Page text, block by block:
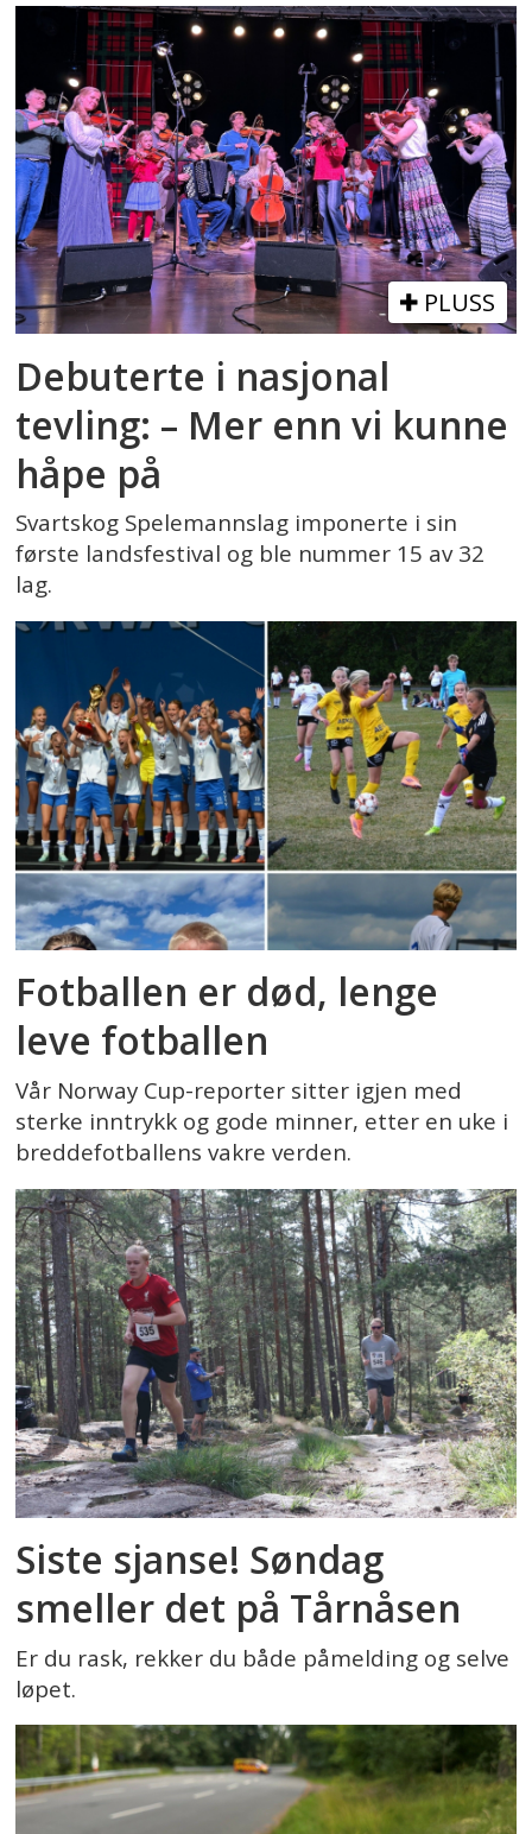
PLUSS
Debuterte i nasjonal
tevling: – Mer enn vi kunne
håpe på
Svartskog Spelemannslag imponerte i sin
første landsfestival og ble nummer 15 av 32
lag.
Fotballen er død, lenge
leve fotballen
Vår Norway Cup-reporter sitter igjen med
sterke inntrykk og gode minner, etter en uke i
breddefotballens vakre verden.
Siste sjanse! Søndag
smeller det på Tårnåsen
Er du rask, rekker du både påmelding og selve
løpet.